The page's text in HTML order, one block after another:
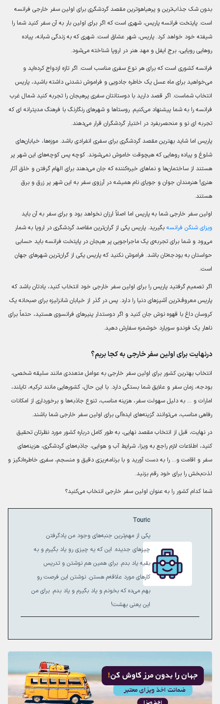
بدون شک جذاب‌ترین و پرهیاهوترین مقصد گردشگری برای اولین سفر خارجی فرانسه
است. پایتخت فرانسه پاریس، شهری است که اگر برای اولین بار به آن سفر کنید شما را
شیفته خود خواهد کرد. پاریس، شهر عشاق است. شهری که به زندگی شبانه، پیاده
روهایی رویایی، برج ایفل و مهد هنر در اروپا شناخته می‌شود.
فرانسه کشوری است که برای هر نوع سفری مناسب است. اگر تازه ازدواج کرده‌اید و
می‌خواهید برای ماه عسل یک خاطره جادویی و فراموش نشدنی داشته باشید، پاریس
انتخاب شماست. اگر قصد دارید با دوستانتان سفری پرهیجان را تجربه کنید شمال غرب
فرانسه را به شما پیشنهاد می‌کنیم. روستاها و شهرهای رنگارنگ با فرهنگ مدیترانه ای که
تجربه ای نو و منحصربفرد در اختیار گردشگران قرار می‌دهند.
پاریس اما شاید بهترین مقصد گردشگری برای سفری انفرادی باشد. موزه‌ها، خیابان‌های
شلوغ و پیاده روهایی که هیچوقت خاموش نمی‌شوند. کوچه پس کوچه‌های این شهر پر
هستند از ساختمان‌ها و نماهای خیره‌کننده که جان می‌دهند برای الهام گرفتن و خلق آثار
هنری! هنرمندان جوان و جویای نام همیشه در آرزوی سفر به این شهر پر زرق و برق
هستند.
اولین سفر خارجی شما به پاریس اما اصلاً ارزان نخواهد بود و برای سفر به آن باید
ویزای شنگن فرانسه بگیرید. پاریس یکی از گران‌ترین مقاصد گردشگری در اروپا به شمار
می‌رود و شما برای تجربه‌ی یک ماجراجویی پر هیجان در پایتخت فرانسه باید حسابی
حواستان به بودجه‌تان باشد. فراموش نکنید که پاریس یکی از گران‌ترین شهرهای جهان
است.
اگر تصمیم گرفتید پاریس را برای اولین سفر خارجی خود انتخاب کنید، یادتان باشد که
پاریس معروف‌ترین آشپزهای دنیا را دارد. پس در گذر از خیابان شانزلیزه برای صبحانه یک
کروسان داغ با قهوه نوش جان کنید و اگر دوستدار پنیرهای فرانسوی هستید، حتماً برای
ناهار یک فوندو سویارد خوشمزه سفارش دهید.
درنهایت برای اولین سفر خارجی به کجا بریم؟
انتخاب بهترین کشور برای اولین سفر خارجی به عوامل متعددی مانند سلیقه شخصی،
بودجه، زمان سفر و علایق شما بستگی دارد. با این حال، کشورهایی مانند ترکیه، تایلند،
امارات و … به دلیل سهولت سفر، هزینه مناسب، تنوع جاذبه‌ها و برخورداری از امکانات
رفاهی مناسب، می‌توانند گزینه‌های ایده‌آلی برای اولین سفر خارجی شما باشند.
در نهایت، قبل از انتخاب مقصد نهایی، به طور کامل درباره کشور مورد نظرتان تحقیق
کنید، اطلاعات لازم راجع به ویزا، شرایط آب و هوایی، جاذبه‌های گردشگری، هزینه‌های
سفر و اقامت و… را به دست آورید و با برنامه‌ریزی دقیق و منسجم، سفری خاطره‌انگیز و
لذت‌بخش را برای خود رقم بزنید.
شما کدام کشور را به عنوان اولین سفر خارجی انتخاب می‌کنید؟
Touric
یکی از مهم‌ترین جنبه‌های وجود من یادگرفتن
چیزهای جدیده. این که یه چیزی رو یاد بگیرم و به
بقیه یاد بدم. برای همین هم نوشتن و تدریس
کارهای مورد علاقه‌م هستن. نوشتن این فرصت رو
بهم می‌ده که بخونم و یاد بگیرم و یاد بدم. برای من
این یعنی بهشت!‌